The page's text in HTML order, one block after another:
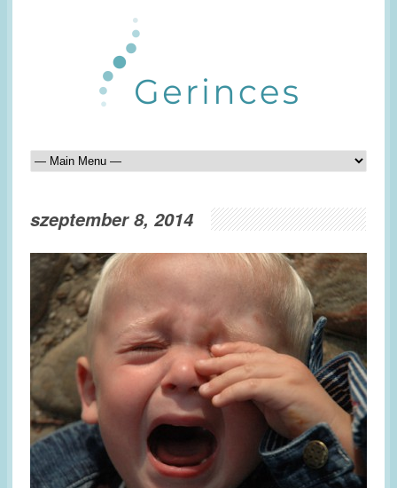
szeptember 8, 2014